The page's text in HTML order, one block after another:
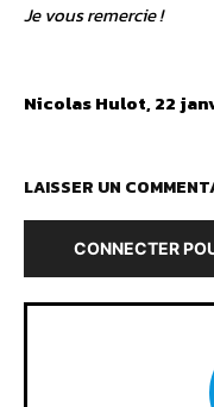
Je vous remercie !
Nicolas Hulot, 22
LAISSER UN
CONNECTER